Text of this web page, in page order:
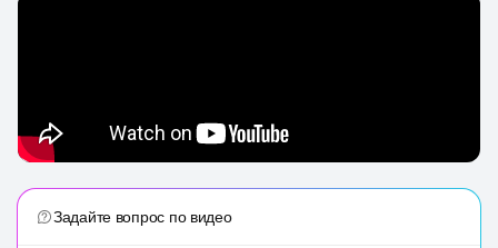
Задайте вопрос по видео